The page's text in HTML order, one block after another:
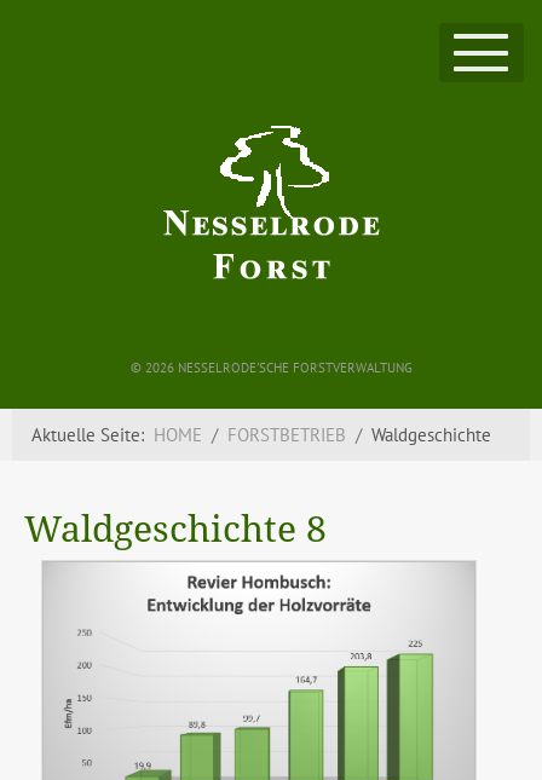
© 2026 NESSELRODE'SCHE FORSTVERWALTUNG
Aktuelle Seite: HOME FORSTBETRIEB Waldgeschichte
Waldgeschichte 8